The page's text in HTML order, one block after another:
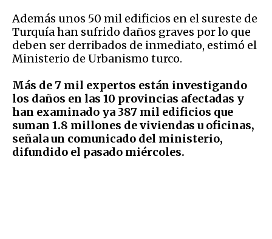
Además unos 50 mil edificios en el sureste de
Turquía han sufrido daños graves por lo que
deben ser derribados de inmediato, estimó el
Ministerio de Urbanismo turco.
Más de 7 mil expertos están investigando
los daños en las 10 provincias afectadas y
han examinado ya 387 mil edificios que
suman 1.8 millones de viviendas u oficinas,
señala un comunicado del ministerio,
difundido el pasado miércoles.